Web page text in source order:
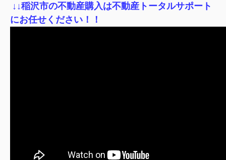
↓ ↓稲沢市の不動産購入は不動産トータルサポート
にお任せください！！